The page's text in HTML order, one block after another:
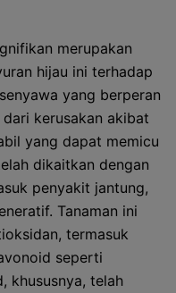
merupakan
hijau ini terhadap
yang berperan
kerusakan akibat
yang dapat memicu
dikaitkan dengan
penyakit jantung,
Tanaman ini
termasuk
seperti
khususnya, telah